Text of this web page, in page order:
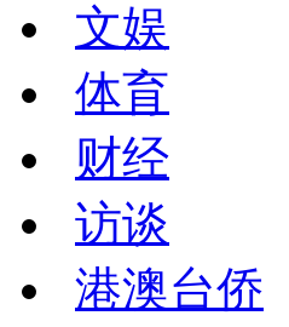
文娱
体育
财经
访谈
港澳台侨